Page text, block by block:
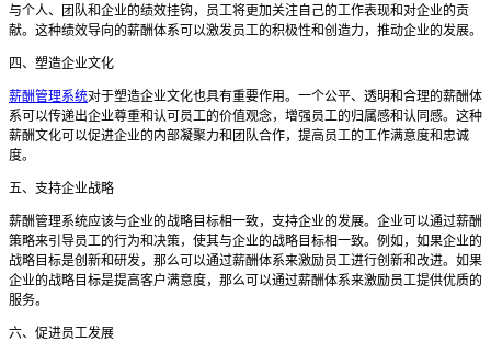
与个人、团队和企业的绩效挂钩，员工将更加关注自己的工作表现和对企业的贡
献。这种绩效导向的薪酬体系可以激发员工的积极性和创造力，推动企业的发展。
四、塑造企业文化
薪酬管理系统对于塑造企业文化也具有重要作用。一个公平、透明和合理的薪酬体
系可以传递出企业尊重和认可员工的价值观念，增强员工的归属感和认同感。这种
薪酬文化可以促进企业的内部凝聚力和团队合作，提高员工的工作满意度和忠诚
度。
五、支持企业战略
薪酬管理系统应该与企业的战略目标相一致，支持企业的发展。企业可以通过薪酬
策略来引导员工的行为和决策，使其与企业的战略目标相一致。例如，如果企业的
战略目标是创新和研发，那么可以通过薪酬体系来激励员工进行创新和改进。如果
企业的战略目标是提高客户满意度，那么可以通过薪酬体系来激励员工提供优质的
服务。
六、促进员工发展